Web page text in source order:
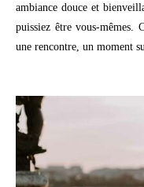
ambiance douce et
puissiez être vous-mêmes.
une rencontre, un moment